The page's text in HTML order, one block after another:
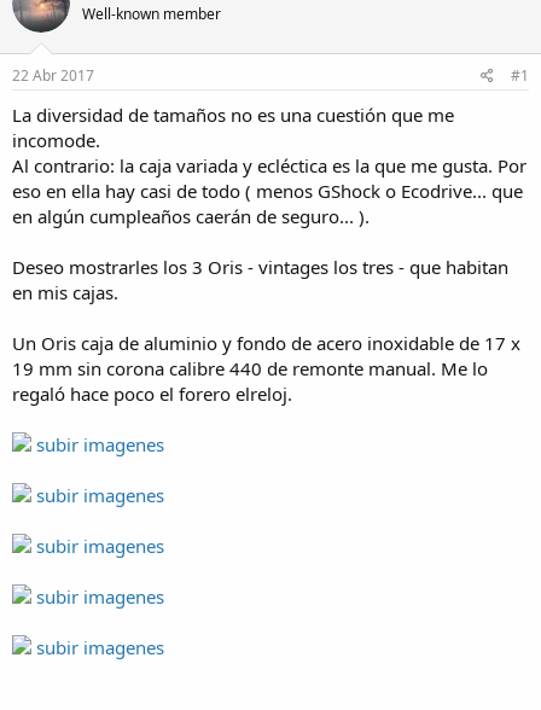
Well-known member
22 Abr 2017 #1
La diversidad de tamaños no es una cuestión que me
incomode.
Al contrario: la caja variada y ecléctica es la que me gusta. Por
eso en ella hay casi de todo ( menos GShock o Ecodrive... que
en algún cumpleaños caerán de seguro... ).
Deseo mostrarles los 3 Oris - vintages los tres - que habitan
en mis cajas.
Un Oris caja de aluminio y fondo de acero inoxidable de 17 x
19 mm sin corona calibre 440 de remonte manual. Me lo
regaló hace poco el forero elreloj.
subir imagenes
subir imagenes
subir imagenes
subir imagenes
subir imagenes